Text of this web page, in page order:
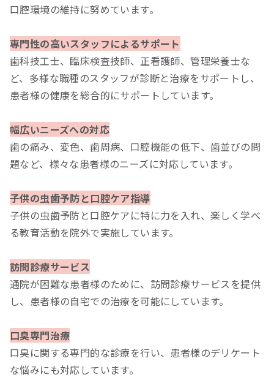
口腔環境の維持に努めています。
専門性の高いスタッフによるサポート
歯科技工士、臨床検査技師、正看護師、管理栄養士な
ど、多様な職種のスタッフが診断と治療をサポートし、
患者様の健康を総合的にサポートしています。
幅広いニーズへの対応
歯の痛み、変色、歯周病、口腔機能の低下、歯並びの問
題など、様々な患者様のニーズに対応しています。
子供の虫歯予防と口腔ケア指導
子供の虫歯予防と口腔ケアに特に力を入れ、楽しく学べ
る教育活動を院外で実施しています。
訪問診療サービス
通院が困難な患者様のために、訪問診療サービスを提供
し、患者様の自宅での治療を可能にしています。
口臭専門治療
口臭に関する専門的な診療を行い、患者様のデリケート
な悩みにも対応しています。